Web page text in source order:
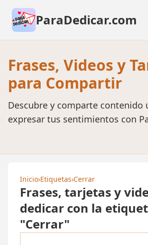
ParaDedicar.com
Frases, Videos y
para Compartir
Descubre y comparte contenido
expresar tus sentimientos con
Inicio›Etiquetas›Cerrar
Frases, tarjetas y
dedicar con la
"Cerrar"